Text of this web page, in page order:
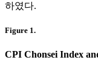
하였다.
Figure 1.
CPI Chonsei Index